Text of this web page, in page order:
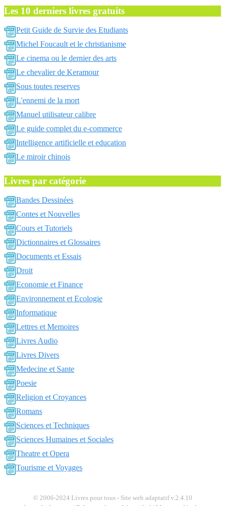
Les 10 derniers livres gratuits
Petit Guide de Survie des Etudiants
Michel Foucault et le christianisme
Le cinema ou le dernier des arts
Le chevalier de Keramour
Sous toutes reserves
L'ennemi de la mort
Manuel utilisateur calibre
Le guide complet du e-commerce
Intelligence artificielle et education
Le miroir chinois
Livres par catégorie
Bandes Dessinées
Contes et Nouvelles
Cours et Tutoriels
Dictionnaires et Glossaires
Documents et Essais
Droit
Economie et Finance
Environnement et Ecologie
Informatique
Lettres et Memoires
Livres Audio
Livres Divers
Medecine et Sante
Poesie
Religion et Croyances
Romans
Sciences et Techniques
Sciences Humaines et Sociales
Theatre et Opera
Tourisme et Voyages
© 2006-2024 Livres pour tous - Site web adaptatif v.2.4.10